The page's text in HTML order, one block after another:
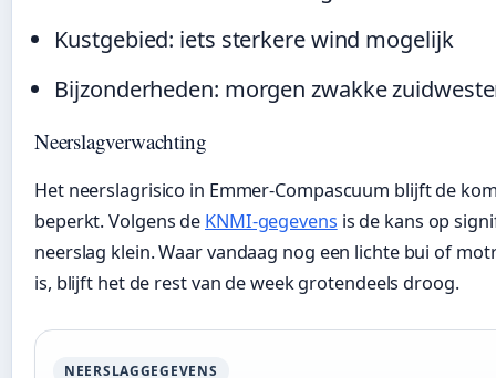
Kustgebied: iets sterkere wind mogelijk
Bijzonderheden: morgen zwakke
Neerslagverwachting
Het neerslagrisico in Emmer-Compascuum blijft de
beperkt. Volgens de KNMI-gegevens is de kans op
neerslag klein. Waar vandaag nog een lichte bui of
is, blijft het de rest van de week grotendeels droog.
NEERSLAGGEGEVENS